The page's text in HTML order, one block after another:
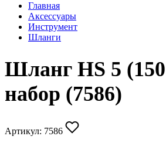
Главная
Аксессуары
Инструмент
Шланги
Шланг HS 5
набор (7586)
Артикул: 7586